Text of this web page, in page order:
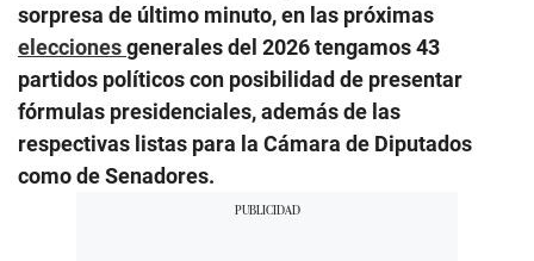
sorpresa de último minuto, en las próximas
eleccionesgenerales del 2026 tengamos 43
partidos políticos con posibilidad de presentar
fórmulas presidenciales, además de las
respectivas listas para la Cámara de Diputados
como de Senadores.